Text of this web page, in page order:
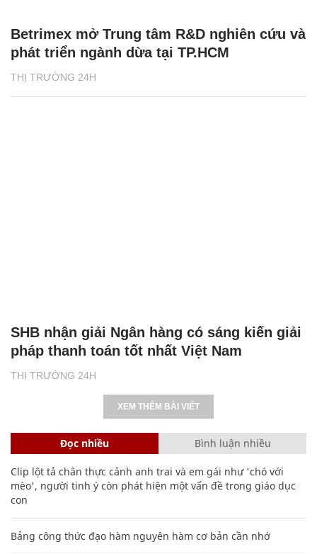
THỊ TRƯỜNG 24H
Betrimex mở Trung tâm R&D nghiên cứu và
phát triển ngành dừa tại TP.HCM
THỊ TRƯỜNG 24H
SHB nhận giải Ngân hàng có sáng kiến giải
pháp thanh toán tốt nhất Việt Nam
XEM THÊM BÀI VIẾT
Đọc nhiều Bình luận nhiều
Clip lột tả chân thực cảnh anh trai và em gái như 'chó với
mèo', người tinh ý còn phát hiện một vấn đề trong giáo dục
con
Bảng công thức đạo hàm nguyên hàm cơ bản cần nhớ